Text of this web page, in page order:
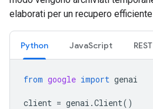
elaborati per un recupero
Python JavaScript REST
from google import genai
client = genai .Client()